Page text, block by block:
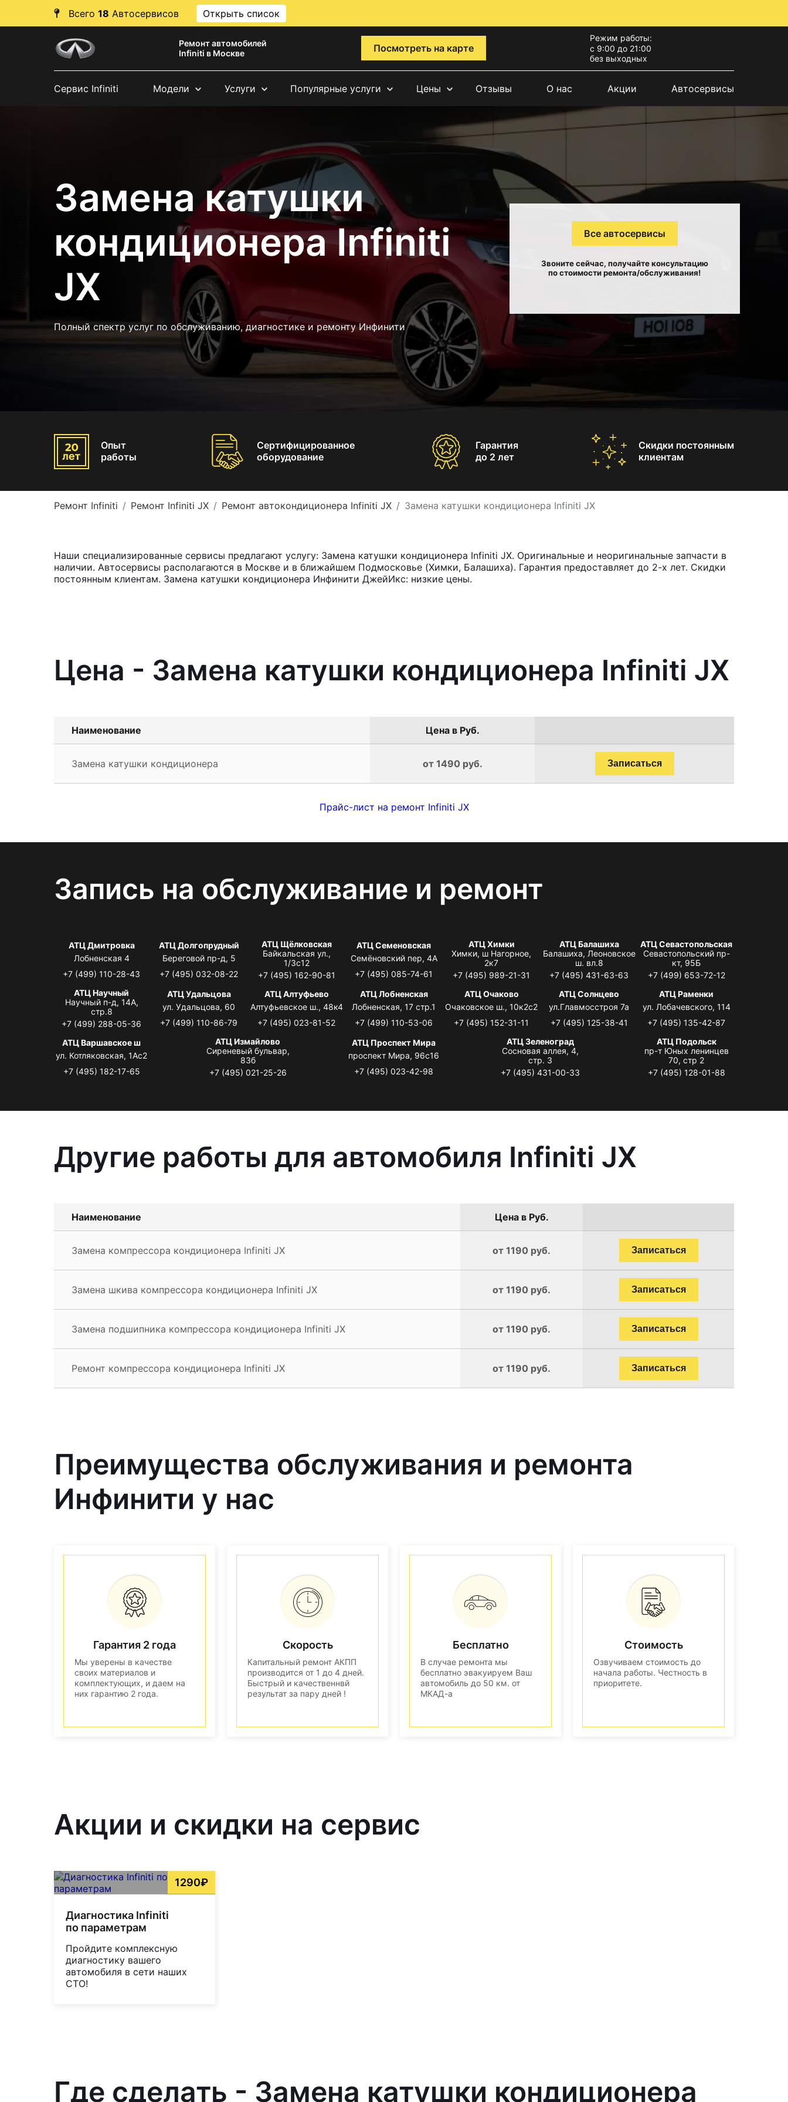
Всего 18 Автосервисов Открыть список
Ремонт автомобилей
Infiniti в Москве
Посмотреть на карте
Режим работы:
с 9:00 до 21:00
без выходных
Сервис Infiniti Модели Услуги Популярные услуги Цены Отзывы О нас Акции Автосервисы
Замена катушки
кондиционера Infiniti
JX
Полный спектр услуг по обслуживанию, диагностике и ремонту Инфинити
Все автосервисы
Звоните сейчас, получайте консультацию
по стоимости ремонта/обслуживания!
Опыт
работы
Сертифицированное
оборудование
Гарантия
до 2 лет
Скидки постоянным
клиентам
Ремонт Infiniti Ремонт Infiniti JX Ремонт автокондиционера Infiniti JX Замена катушки кондиционера Infiniti JX
Наши специализированные сервисы предлагают услугу: Замена катушки кондиционера Infiniti JX. Оригинальные и неоригинальные запчасти в
наличии. Автосервисы располагаются в Москве и в ближайшем Подмосковье (Химки, Балашиха). Гарантия предоставляет до 2-х лет. Скидки
постоянным клиентам. Замена катушки кондиционера Инфинити ДжейИкс: низкие цены.
Цена - Замена катушки кондиционера Infiniti JX
Наименование Цена в Руб.
Замена катушки кондиционера от 1490 руб. Записаться
Прайс-лист на ремонт Infiniti JX
Запись на обслуживание и ремонт
АТЦ Дмитровка
Лобненская 4
+7 (499) 110-28-43
АТЦ Долгопрудный
Береговой пр-д, 5
+7 (495) 032-08-22
АТЦ Щёлковская
Байкальская ул.,
1/3с12
+7 (495) 162-90-81
АТЦ Семеновская
Семёновский пер, 4А
+7 (495) 085-74-61
АТЦ Химки
Химки, ш Нагорное,
2к7
+7 (495) 989-21-31
АТЦ Балашиха
Балашиха, Леоновское
ш. вл.8
+7 (495) 431-63-63
АТЦ Севастопольская
Севастопольский пр-
кт, 95Б
+7 (499) 653-72-12
АТЦ Научный
Научный п-д, 14А,
стр.8
+7 (499) 288-05-36
АТЦ Удальцова
ул. Удальцова, 60
+7 (499) 110-86-79
АТЦ Алтуфьево
Алтуфьевское ш., 48к4
+7 (495) 023-81-52
АТЦ Лобненская
Лобненская, 17 стр.1
+7 (499) 110-53-06
АТЦ Очаково
Очаковское ш., 10к2с2
+7 (495) 152-31-11
АТЦ Солнцево
ул.Главмосстроя 7а
+7 (495) 125-38-41
АТЦ Раменки
ул. Лобачевского, 114
+7 (495) 135-42-87
АТЦ Варшавское ш
ул. Котляковская, 1Ас2
+7 (495) 182-17-65
АТЦ Измайлово
Сиреневый бульвар,
83б
+7 (495) 021-25-26
АТЦ Проспект Мира
проспект Мира, 96с16
+7 (495) 023-42-98
АТЦ Зеленоград
Сосновая аллея, 4,
стр. 3
+7 (495) 431-00-33
АТЦ Подольск
пр-т Юных ленинцев
70, стр 2
+7 (495) 128-01-88
Другие работы для автомобиля Infiniti JX
Наименование Цена в Руб.
Замена компрессора кондиционера Infiniti JX от 1190 руб. Записаться
Замена шкива компрессора кондиционера Infiniti JX от 1190 руб. Записаться
Замена подшипника компрессора кондиционера Infiniti JX от 1190 руб. Записаться
Ремонт компрессора кондиционера Infiniti JX от 1190 руб. Записаться
Преимущества обслуживания и ремонта
Инфинити у нас
Гарантия 2 года
Мы уверены в качестве
своих материалов и
комплектующих, и даем на
них гарантию 2 года.
Скорость
Капитальный ремонт АКПП
производится от 1 до 4 дней.
Быстрый и качественнвй
результат за пару дней !
Бесплатно
В случае ремонта мы
бесплатно эвакуируем Ваш
автомобиль до 50 км. от
МКАД-а
Стоимость
Озвучиваем стоимость до
начала работы. Честность в
приоритете.
Акции и скидки на сервис
1290₽
Диагностика Infiniti
по параметрам
Пройдите комплексную
диагностику вашего
автомобиля в сети наших
СТО!
Где сделать - Замена катушки кондиционера